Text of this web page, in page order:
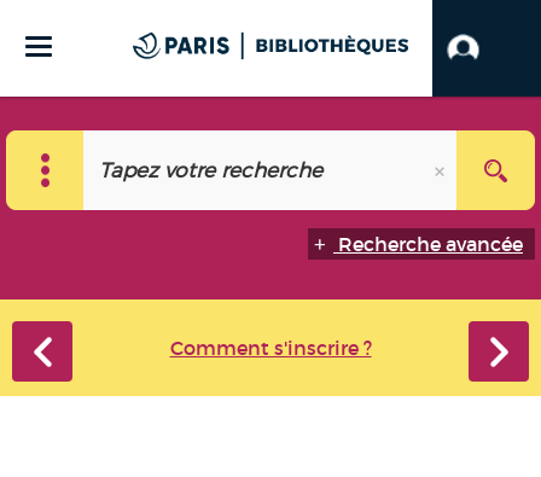
Recherche avancée
Comment s'inscrire ?